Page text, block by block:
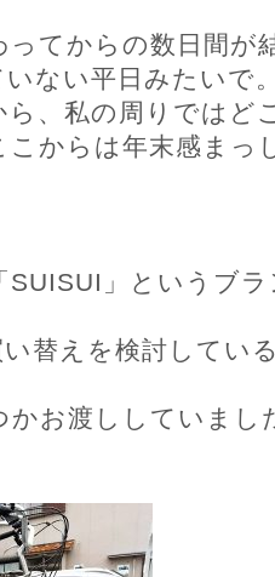
ってからの数日間が
いない平日みたいで
ら、私の周りではど
こからは年末感まっ
SUISUI」というブ
替えを検討してい
かお渡ししていまし